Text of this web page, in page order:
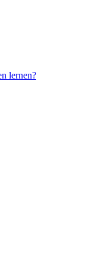
lernen?